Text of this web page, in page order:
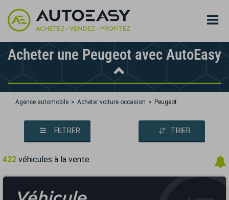
Acheter une Peugeot avec AutoEasy
Agence automobile Acheter voiture occasion Peugeot
FILTRER TRIER
422 véhicules à la vente